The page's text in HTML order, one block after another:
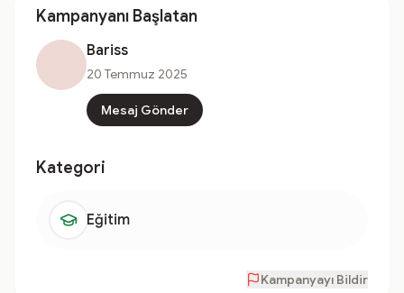
Kampanyanı Başlatan
Bariss
20 Temmuz 2025
Mesaj Gönder
Kategori
Eğitim
Kampanyayı Bildir